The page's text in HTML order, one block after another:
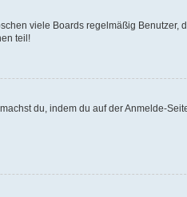
viele Boards regelmäßig Benutzer,
teil!
du, indem du auf der Anmelde-